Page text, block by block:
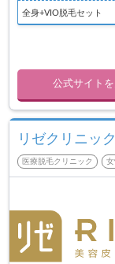
全身+VIO脱毛セット
公式サイト
リゼクリニッ
医療脱毛クリニック 女